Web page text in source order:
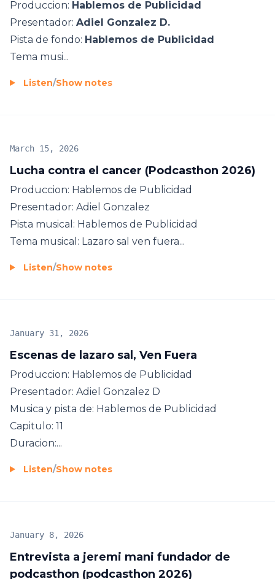
Produccion: Hablemos de Publicidad
Presentador: Adiel Gonzalez D.
Pista de fondo: Hablemos de Publicidad
Tema musi...
Listen/Show notes
Lucha contra el cancer (Podcasthon 2026)
March 15, 2026
Produccion: Hablemos de Publicidad
Presentador: Adiel Gonzalez
Pista musical: Hablemos de Publicidad
Tema musical: Lazaro sal ven fuera...
Listen/Show notes
Escenas de lazaro sal, Ven Fuera
January 31, 2026
Produccion: Hablemos de Publicidad
Presentador: Adiel Gonzalez D
Musica y pista de: Hablemos de Publicidad
Capitulo: 11
Duracion:...
Listen/Show notes
Entrevista a jeremi mani fundador de
podcasthon (podcasthon 2026)
January 8, 2026